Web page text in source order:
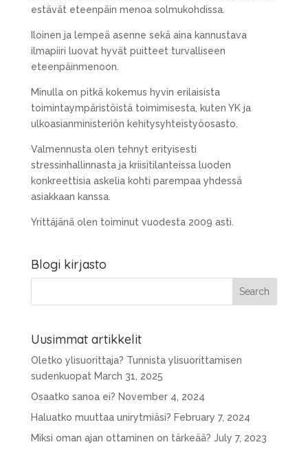
estävät eteenpäin menoa solmukohdissa.
Iloinen ja lempeä asenne sekä aina kannustava
ilmapiiri luovat hyvät puitteet turvalliseen
eteenpäinmenoon.
Minulla on pitkä kokemus hyvin erilaisista
toimintaympäristöistä toimimisesta, kuten YK ja
ulkoasianministeriön kehitysyhteistyöosasto.
Valmennusta olen tehnyt erityisesti
stressinhallinnasta ja kriisitilanteissa luoden
konkreettisia askelia kohti parempaa yhdessä
asiakkaan kanssa.
Yrittäjänä olen toiminut vuodesta 2009 asti.
Blogi kirjasto
Uusimmat artikkelit
Oletko ylisuorittaja? Tunnista ylisuorittamisen
sudenkuopat March 31, 2025
Osaatko sanoa ei? November 4, 2024
Haluatko muuttaa unirytmiäsi? February 7, 2024
Miksi oman ajan ottaminen on tärkeää? July 7, 2023